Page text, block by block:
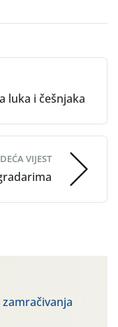
luka i češnjaka
VIJEST